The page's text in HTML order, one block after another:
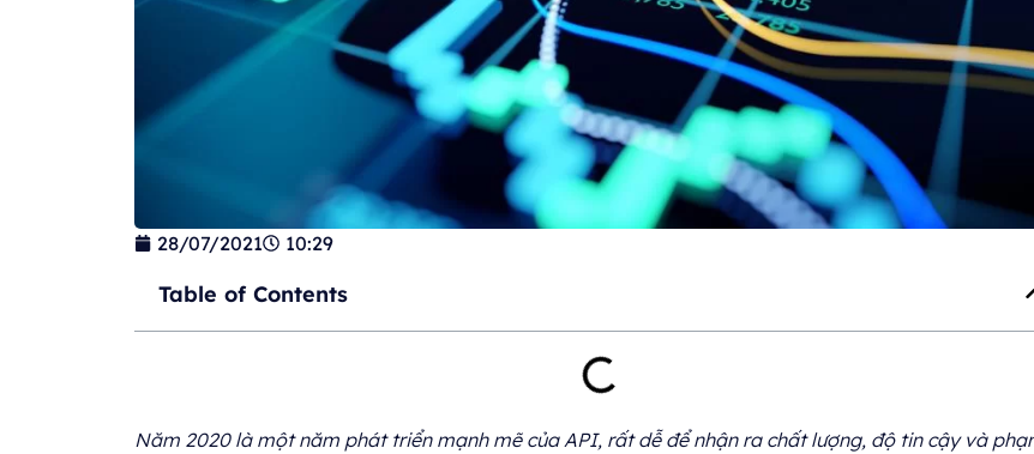
28/07/2021 10:29
Table of Contents
Năm 2020 là một năm phát triển mạnh mẽ của API, rất dễ để nhận ra chất lượng, độ tin cậy và